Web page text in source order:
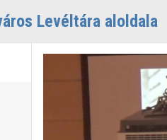
Levéltára aloldala